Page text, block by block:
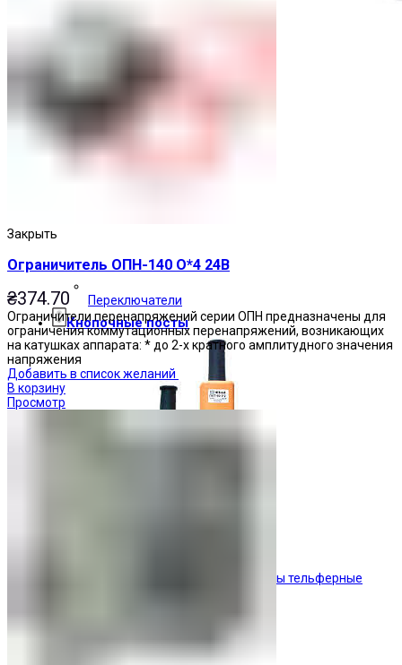
Переключатели
Кнопочные посты
Посты тельферные
Закрыть
Ограничитель ОПН-140 О*4 24В
₴374.70
Ограничители перенапряжений серии ОПН предназначены для
ограничения коммутационных перенапряжений, возникающих
на катушках аппарата: * до 2-х кратного амплитудного значения
напряжения
Добавить в список желаний
В корзину
Просмотр